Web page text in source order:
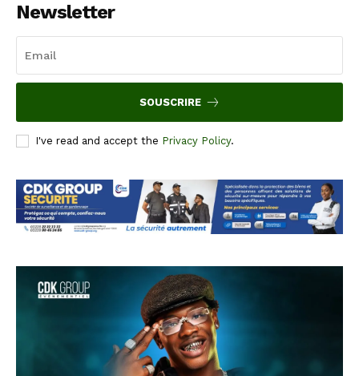
Newsletter
SOUSCRIRE
I've read and accept the Privacy Policy.